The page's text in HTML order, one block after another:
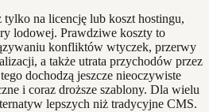
na licencję lub koszt hostingu,
lodowej. Prawdziwe koszty to
konfliktów wtyczek, przerwy
a także utrata przychodów przez
dochodzą jeszcze nieoczywiste
i coraz droższe szablony. Dla wielu
lepszych niż tradycyjne CMS.